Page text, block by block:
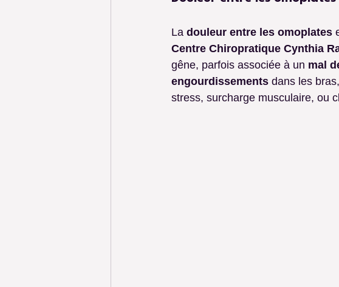
La douleur entre les omoplates
Centre Chiropratique Cynthia
gêne, parfois associée à un mal
engourdissements dans les
stress, surcharge musculaire, ou